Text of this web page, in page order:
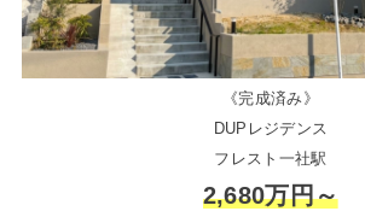
《完成済み》
DUPレジデンス
フレスト一社駅
2,680万円～